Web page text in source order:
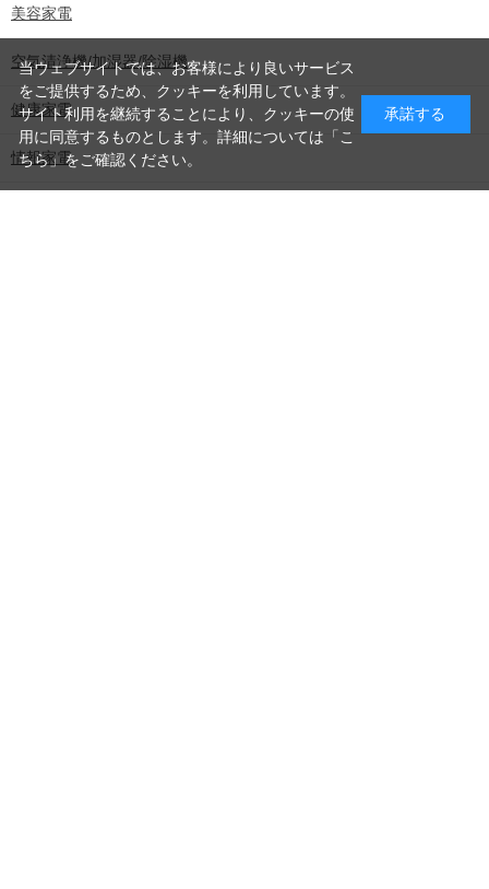
み
中
美容家電
空気清浄機/加湿器/除湿機
健康家電
情報家電
当ウェブサイトでは、お客様により良いサービス
をご提供するため、クッキーを利用しています。
サイト利用を継続することにより、クッキーの使
用に同意するものとします。詳細については「こ
ちら」をご確認ください。
承諾する